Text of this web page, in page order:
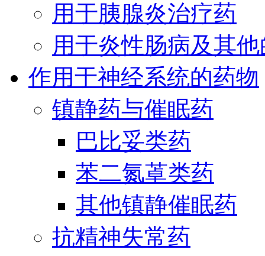
用于胰腺炎治疗药
用于炎性肠病及其
作用于神经系统的药物
镇静药与催眠药
巴比妥类药
苯二氮䓬类药
其他镇静催眠药
抗精神失常药